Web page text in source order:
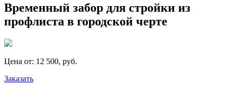
Временный забор для стройки из
профлиста в городской черте
Цена от: 12 500, руб.
Заказать